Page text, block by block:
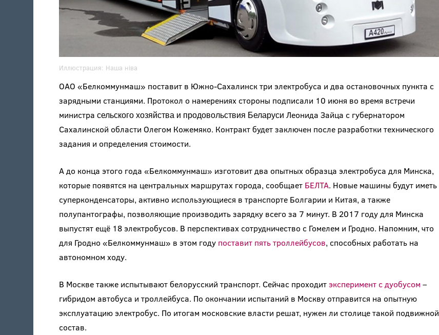
Иллюстрация: Наша нiва
ОАО «Белкоммунмаш» поставит в Южно-Сахалинск три электробуса и два остановочных пункта с
зарядными станциями. Протокол о намерениях стороны подписали 10 июня во время встречи
министра сельского хозяйства и продовольствия Беларуси Леонида Зайца с губернатором
Сахалинской области Олегом Кожемяко. Контракт будет заключен после разработки технического
задания и определения стоимости.
А до конца этого года «Белкоммунмаш» изготовит два опытных образца электробуса для Минска,
которые появятся на центральных маршрутах города, сообщает БЕЛТА. Новые машины будут иметь
суперконденсаторы, активно использующиеся в транспорте Болгарии и Китая, а также
полупантографы, позволяющие производить зарядку всего за 7 минут. В 2017 году для Минска
выпустят ещё 18 электробусов. В перспективах сотрудничество с Гомелем и Гродно. Напомним, что
для Гродно «Белкоммунмаш» в этом году поставит пять троллейбусов, способных работать на
автономном ходу.
В Москве также испытывают белорусский транспорт. Сейчас проходитэксперимент с дуобусом –
гибридом автобуса и троллейбуса. По окончании испытаний в Москву отправится на опытную
эксплуатацию электробус. По итогам московские власти решат, нужен ли столице такой подвижной
состав.